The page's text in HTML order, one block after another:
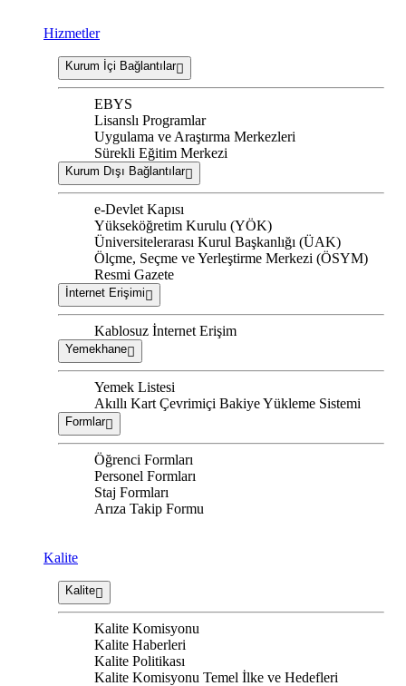
Hizmetler
Kurum İçi Bağlantılar
EBYS
Lisanslı Programlar
Uygulama ve Araştırma Merkezleri
Sürekli Eğitim Merkezi
Kurum Dışı Bağlantılar
e-Devlet Kapısı
Yükseköğretim Kurulu (YÖK)
Üniversitelerarası Kurul Başkanlığı (ÜAK)
Ölçme, Seçme ve Yerleştirme Merkezi (ÖSYM)
Resmi Gazete
İnternet Erişimi
Kablosuz İnternet Erişim
Yemekhane
Yemek Listesi
Akıllı Kart Çevrimiçi Bakiye Yükleme Sistemi
Formlar
Öğrenci Formları
Personel Formları
Staj Formları
Arıza Takip Formu
Kalite
Kalite
Kalite Komisyonu
Kalite Haberleri
Kalite Politikası
Kalite Komisyonu Temel İlke ve Hedefleri